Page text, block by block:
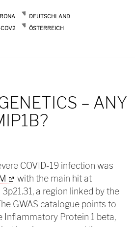
DEUTSCHLAND
ÖSTERREICH
– ANY
COVID-19 infection was
with the main hit at
a region linked by the
GWAS catalogue points to
Inflammatory Protein 1 beta,